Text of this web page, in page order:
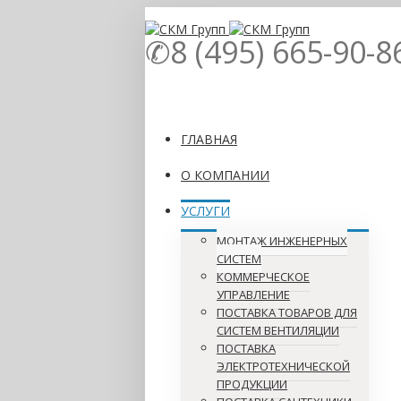
✆8 (495) 665-90-
ГЛАВНАЯ
О КОМПАНИИ
УСЛУГИ
МОНТАЖ ИНЖЕНЕРНЫХ
СИСТЕМ
КОММЕРЧЕСКОЕ
УПРАВЛЕНИЕ
ПОСТАВКА ТОВАРОВ ДЛЯ
СИСТЕМ ВЕНТИЛЯЦИИ
ПОСТАВКА
ЭЛЕКТРОТЕХНИЧЕСКОЙ
ПРОДУКЦИИ